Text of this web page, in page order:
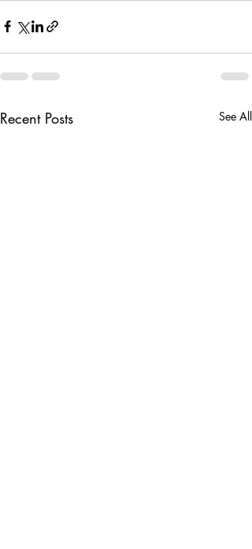
Recent Posts See All